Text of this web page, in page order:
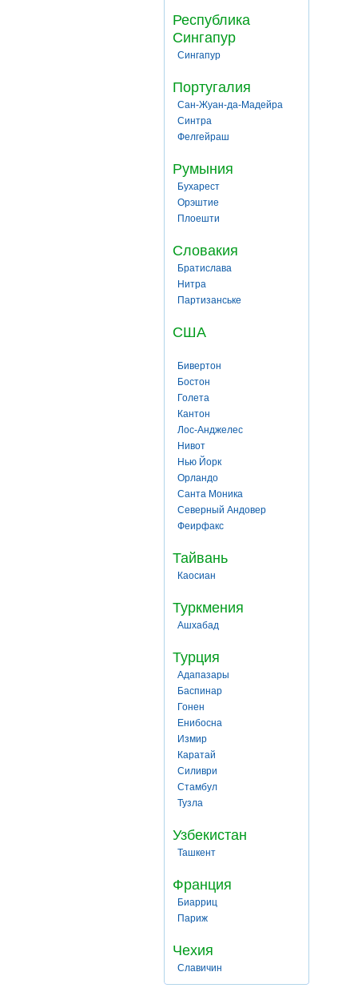
Республика
Сингапур
Сингапур
Португалия
Сан-Жуан-да-Мадейра
Синтра
Фелгейраш
Румыния
Бухарест
Орэштие
Плоешти
Словакия
Братислава
Нитра
Партизанське
США
Бивертон
Бостон
Голета
Кантон
Лос-Анджелес
Нивот
Нью Йорк
Орландо
Санта Моника
Северный Андовер
Феирфакс
Тайвань
Каосиан
Туркмения
Ашхабад
Турция
Адапазары
Баспинар
Гонен
Енибосна
Измир
Каратай
Силиври
Стамбул
Тузла
Узбекистан
Ташкент
Франция
Биарриц
Париж
Чехия
Славичин